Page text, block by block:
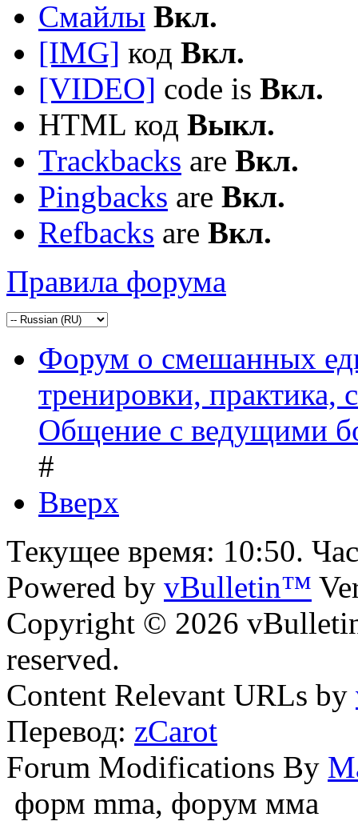
Смайлы Вкл.
[IMG] код Вкл.
[VIDEO] code is Вкл.
HTML код Выкл.
Trackbacks are Вкл.
Pingbacks are Вкл.
Refbacks are Вкл.
Правила форума
Форум о смешанных
тренировки, практика,
Общение с ведущими
#
Вверх
Текущее время: 10:50.
Powered by vBulletin™
Copyright © 2026
reserved.
Content Relevant URLs by
Перевод: zCarot
Forum Modifications By
форм mma, форум мма